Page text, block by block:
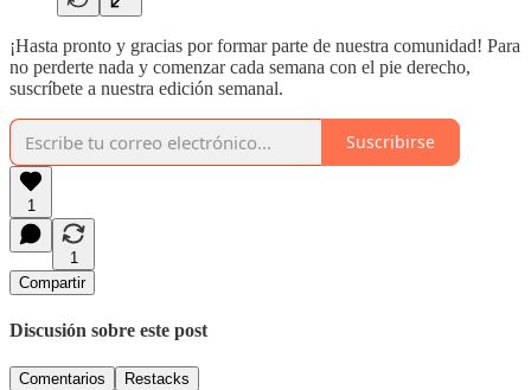
¡Hasta pronto y gracias por formar parte de nuestra comunidad! Para
no perderte nada y comenzar cada semana con el pie derecho,
suscríbete a nuestra edición semanal.
Suscribirse
1
1
Compartir
Discusión sobre este post
Comentarios Restacks